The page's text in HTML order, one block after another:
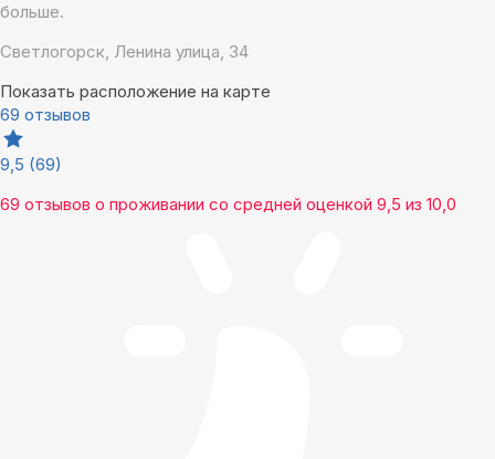
больше.
Светлогорск, Ленина улица, 34
Показать расположение на карте
69 отзывов
9,5 (69)
69 отзывов о проживании со средней оценкой 9,5 из 10,0